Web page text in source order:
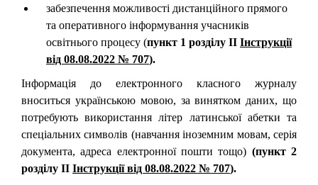
забезпечення можливості дистанційного прямого
та оперативного інформування учасників
освітнього процесу (пункт 1 розділу ІІ Інструкції
від 08.08.2022 № 707).
Інформація до електронного класного журналу
вноситься українською мовою, за винятком даних, що
потребують використання літер латинської абетки та
спеціальних символів (навчання іноземним мовам, серія
документа, адреса електронної пошти тощо) (пункт 2
розділу ІІ Інструкції від 08.08.2022 № 707).